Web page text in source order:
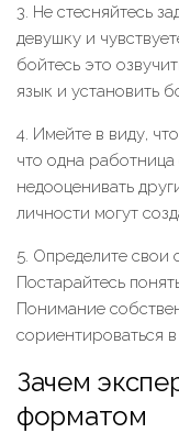
3. Не стесняйтесь
девушку и
бойтесь это
язык и установить
4. Имейте в виду,
что одна
недооценивать
личности могут
5. Определите свои
Постарайтесь
Понимание
сориентироваться
Зачем
форматом